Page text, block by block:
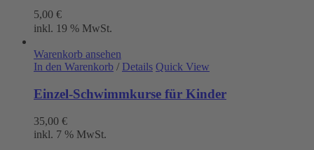
5,00 €
inkl. 19 % MwSt.
Warenkorb ansehen
In den Warenkorb / Details Quick View
Einzel-Schwimmkurse für Kinder
35,00 €
inkl. 7 % MwSt.